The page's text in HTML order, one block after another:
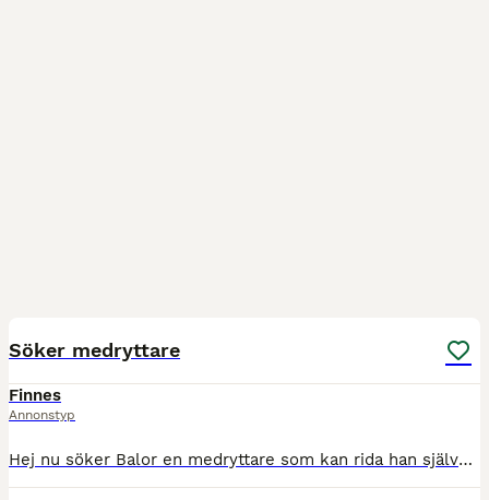
Söker medryttare
Finnes
Annonstyp
Hej nu söker Balor en medryttare som kan rida han självständigt några dagar i veckan. Ungefär 2-4 gånger i veckan. Balor är en maxad D ponny på 11 år och är väldigt snäll men har sina påhitt ibland.